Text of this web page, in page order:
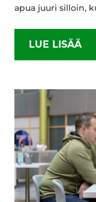
apua juuri silloin,
LUE LISÄÄ